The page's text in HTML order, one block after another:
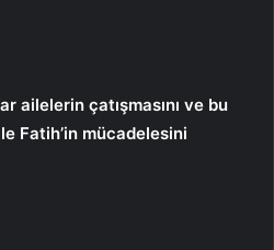
ailelerin çatışmasını ve bu
Fatih’in mücadelesini